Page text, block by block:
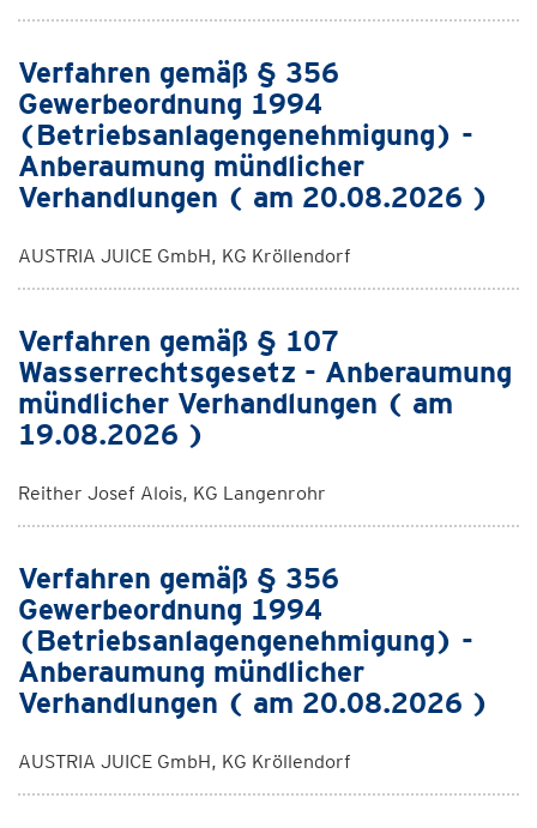
Verfahren gemäß § 356
Gewerbeordnung 1994
(Betriebsanlagengenehmigung) -
Anberaumung mündlicher
Verhandlungen ( am 20.08.2026 )
AUSTRIA JUICE GmbH, KG Kröllendorf
Verfahren gemäß § 107
Wasserrechtsgesetz - Anberaumung
mündlicher Verhandlungen ( am
19.08.2026 )
Reither Josef Alois, KG Langenrohr
Verfahren gemäß § 356
Gewerbeordnung 1994
(Betriebsanlagengenehmigung) -
Anberaumung mündlicher
Verhandlungen ( am 20.08.2026 )
AUSTRIA JUICE GmbH, KG Kröllendorf